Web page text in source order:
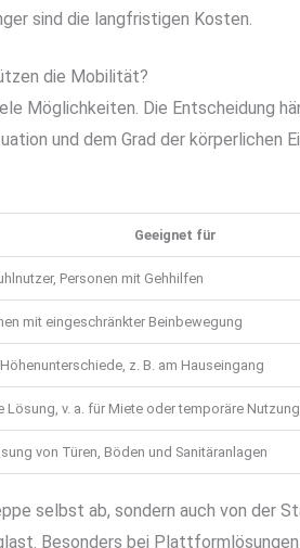
sind die langfristigen Kosten.
die Mobilität?
Möglichkeiten. Die Entscheidung
und dem Grad der körperlichen
Geeignet für
Personen mit Gehhilfen
mit eingeschränkter Beinbewegung
z. B. am Hauseingang
Lösung, v. a. für Miete oder temporäre Nutzung
von Türen, Böden und Sanitäranlagen
selbst ab, sondern auch von der
Besonders bei